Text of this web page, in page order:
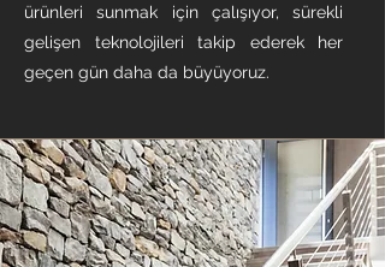
ürünleri sunmak için çalışıyor, sürekli
gelişen teknolojileri takip ederek her
geçen gün daha da büyüyoruz.